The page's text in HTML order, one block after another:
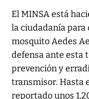
El MINSA está
la ciudadanía
mosquito Aedes
defensa ante esta
prevención y
transmisor. Hasta
reportado unos